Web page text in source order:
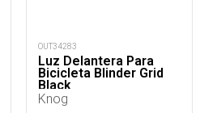
OUT34283
Luz Delantera Para
Bicicleta Blinder Grid
Black
Knog